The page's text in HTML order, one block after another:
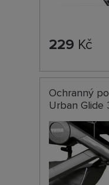
229 Kč
Ochranný
Urban Glide